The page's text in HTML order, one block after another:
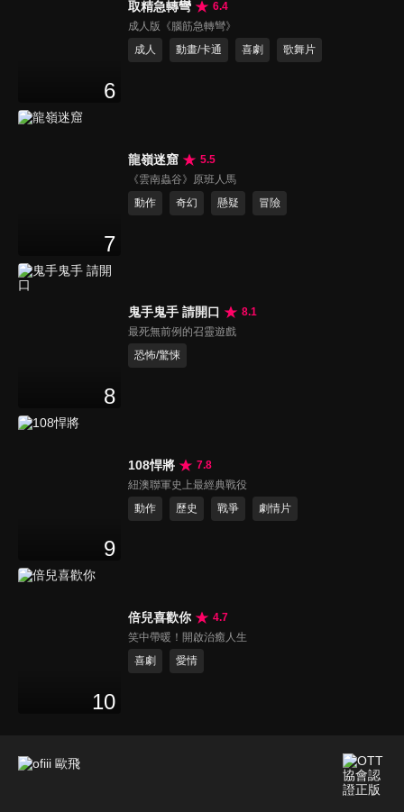
6
取精急轉彎
6.4
成人版《腦筋急轉彎》
成人
動畫/卡通 喜劇 歌舞片
7
龍嶺迷窟
5.5
《雲南蟲谷》原班人馬
動作
奇幻 懸疑 冒險
8
鬼手鬼手 請開口
8.1
最死無前例的召靈遊戲
恐怖/驚悚
9
108悍將
7.8
紐澳聯軍史上最經典戰役
動作
歷史 戰爭 劇情片
10
倍兒喜歡你
4.7
笑中帶暖！開啟治癒人生
喜劇
愛情